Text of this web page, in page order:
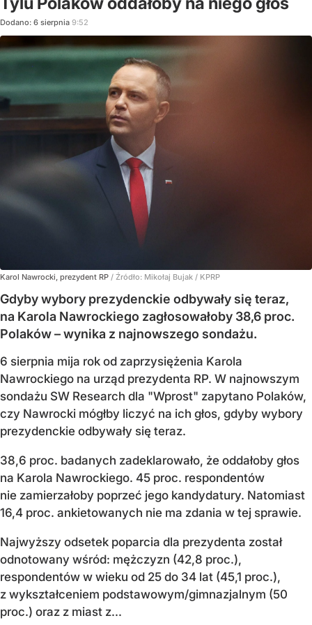
Dodano: 6 sierpnia 9:52
Karol Nawrocki, prezydent RP / Źródło: Mikołaj Bujak / KPRP
Gdyby wybory prezydenckie odbywały się teraz,
na Karola Nawrockiego zagłosowałoby 38,6 proc.
Polaków – wynika z najnowszego sondażu.
6 sierpnia mija rok od zaprzysiężenia Karola
Nawrockiego na urząd prezydenta RP. W najnowszym
sondażu SW Research dla "Wprost" zapytano Polaków,
czy Nawrocki mógłby liczyć na ich głos, gdyby wybory
prezydenckie odbywały się teraz.
38,6 proc. badanych zadeklarowało, że oddałoby głos
na Karola Nawrockiego. 45 proc. respondentów
nie zamierzałoby poprzeć jego kandydatury. Natomiast
16,4 proc. ankietowanych nie ma zdania w tej sprawie.
Najwyższy odsetek poparcia dla prezydenta został
odnotowany wśród: mężczyzn (42,8 proc.),
respondentów w wieku od 25 do 34 lat (45,1 proc.),
z wykształceniem podstawowym/gimnazjalnym (50
proc.) oraz z miast z...